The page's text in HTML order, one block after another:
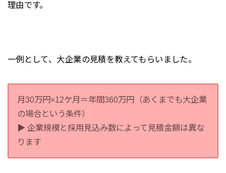
理由です。
一例として、大企業の見積を教えてもらいました。
月30万円×12ケ月＝年間360万円（あくまでも大企業
の場合という条件）
▶︎ 企業規模と採用見込み数によって見積金額は異な
ります